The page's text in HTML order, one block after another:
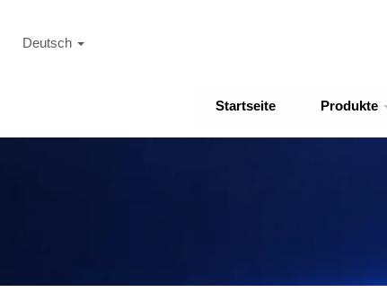
Startseite Produkte
Deutsch